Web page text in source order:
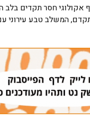
אקולוגי חסר תקדים
המשלב טבע עירוני